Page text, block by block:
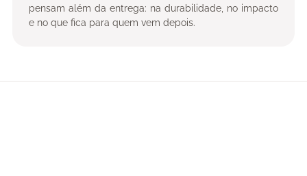
pensam além da entrega: na durabilidade, no impacto
e no que fica para quem vem depois.